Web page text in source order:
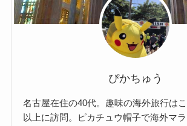
ぴかちゅう
名古屋在住の40代。趣味の海外旅行は
以上に訪問。ピカチュウ帽子で海外マ